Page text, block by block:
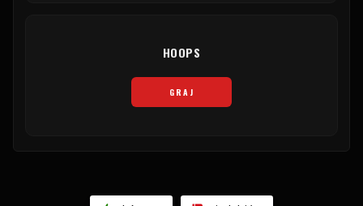
HOOPS
GRAJ